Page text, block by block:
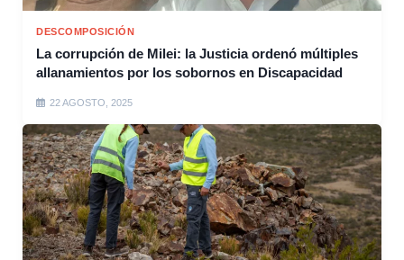
DESCOMPOSICIÓN
La corrupción de Milei: la Justicia ordenó múltiples
allanamientos por los sobornos en Discapacidad
22 AGOSTO, 2025